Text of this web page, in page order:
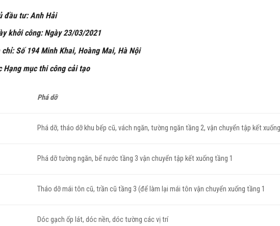
đầu tư: Anh Hải
khởi công: Ngày 23/03/2021
Số 194 Minh Khai, Hoàng Mai, Hà Nội
Hạng mục thi công cải tạo
Phá dỡ
Phá dỡ, tháo dỡ khu bếp cũ, vách ngăn, tường ngăn tầng 2, vận chuyển tập kết
Phá dỡ tường ngăn, bể nước tầng 3 vận chuyển tập kết xuống tầng 1
Tháo dỡ mái tôn cũ, trần cũ tầng 3 (để làm lại mái tôn vận chuyển xuống tầng 1
Dóc gạch ốp lát, dóc nền, dóc tường các vị trí